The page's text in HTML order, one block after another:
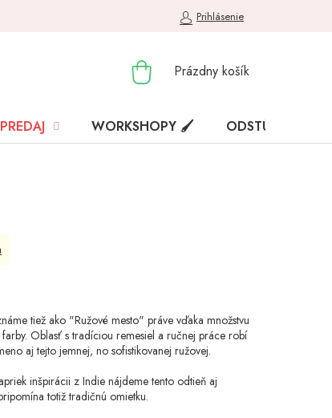
Prihlásenie
NÁKUPNÝ
Prázdny košík
WORKSHOPY 🖌️ ODSTÚPENIE
tiež ako "Ružové mesto" práve vďaka množstvu
Oblasť s tradíciou remesiel a ručnej práce robí
aj tejto jemnej, no sofistikovanej ružovej.
inšpirácii z Indie nájdeme tento odtieň aj
totiž tradičnú omietku.